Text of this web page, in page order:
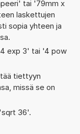
tai '79mm x
laskettujen
sopia yhteen ja
exp 3' tai '4 pow
tiettyyn
missä se on
36'.